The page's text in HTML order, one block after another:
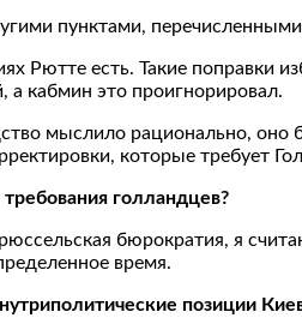
пунктами,
Рютте есть. Такие
а кабмин это проигнорировал.
мыслило рационально,
которые требует
голландцев?
бюрократия, я
время.
позиции